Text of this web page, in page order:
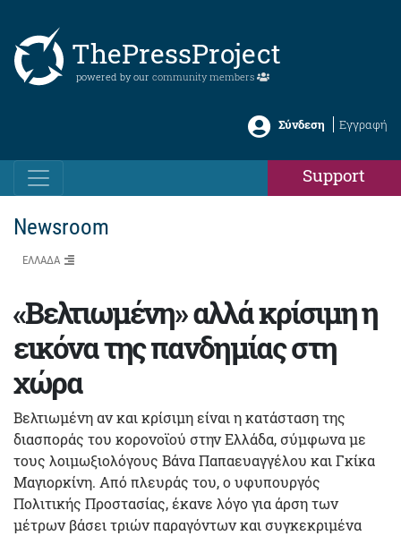
ThePressProject
powered by our community members
Σύνδεση Εγγραφή
Support
Newsroom
ΕΛΛΑΔΑ
«Βελτιωμένη» αλλά κρίσιμη η
εικόνα της πανδημίας στη
χώρα
Βελτιωμένη αν και κρίσιμη είναι η κατάσταση της
διασποράς του κορονοϊού στην Ελλάδα, σύμφωνα με
τους λοιμωξιολόγους Βάνα Παπαευαγγέλου και Γκίκα
Μαγιορκίνη. Από πλευράς του, ο υφυπουργός
Πολιτικής Προστασίας, έκανε λόγο για άρση των
μέτρων βάσει τριών παραγόντων και συγκεκριμένα